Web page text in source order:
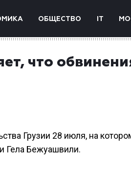
ОБЩЕСТВО IT
что
Грузии 28 июля, на
Гела Бежуашвили.